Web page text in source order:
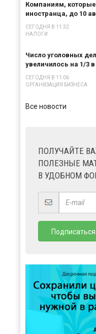
Компаниям,
иностранца, до 10
СЕГОДНЯ В 11:32
НАЛОГИ
Число уголовных
увеличилось на 1/3 в
СЕГОДНЯ В 11:06
ОРГАНИЗАЦИЯ БИЗНЕСА
Все новости
ПОЛУЧАЙТЕ
ПОЛЕЗНЫЕ
В УДОБНОМ